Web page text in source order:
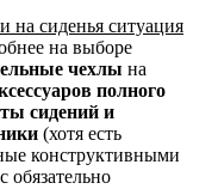
на сиденья ситуация
на выборе
чехлы на
полного
сидений и
(хотя есть
конструктивными
обязательно